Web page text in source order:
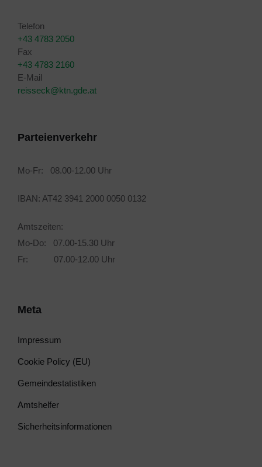
Telefon
+43 4783 2050
Fax
+43 4783 2160
E-Mail
reisseck@ktn.gde.at
Parteienverkehr
Mo-Fr: 08.00-12.00 Uhr
IBAN: AT42 3941 2000 0050 0132
Amtszeiten:
Mo-Do: 07.00-15.30 Uhr
Fr: 07.00-12.00 Uhr
Meta
Impressum
Cookie Policy (EU)
Gemeindestatistiken
Amtshelfer
Sicherheitsinformationen